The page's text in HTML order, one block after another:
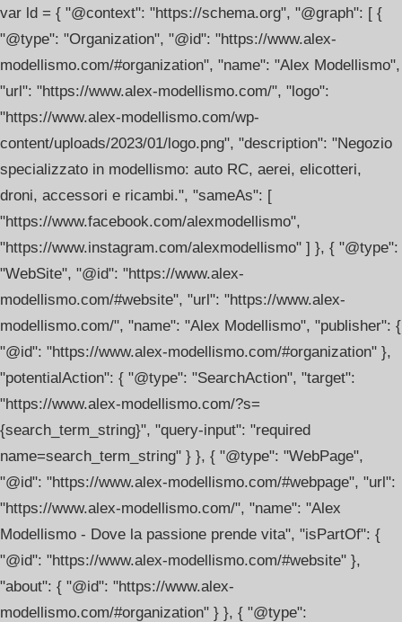
var ld = { "@context": "https://schema.org", "@graph": [ {
"@type": "Organization", "@id": "https://www.alex-
modellismo.com/#organization", "name": "Alex Modellismo",
"url": "https://www.alex-modellismo.com/", "logo":
"https://www.alex-modellismo.com/wp-
content/uploads/2023/01/logo.png", "description": "Negozio
specializzato in modellismo: auto RC, aerei, elicotteri,
droni, accessori e ricambi.", "sameAs": [
"https://www.facebook.com/alexmodellismo",
"https://www.instagram.com/alexmodellismo" ] }, { "@type":
"WebSite", "@id": "https://www.alex-
modellismo.com/#website", "url": "https://www.alex-
modellismo.com/", "name": "Alex Modellismo", "publisher": {
"@id": "https://www.alex-modellismo.com/#organization" },
"potentialAction": { "@type": "SearchAction", "target":
"https://www.alex-modellismo.com/?s=
{search_term_string}", "query-input": "required
name=search_term_string" } }, { "@type": "WebPage",
"@id": "https://www.alex-modellismo.com/#webpage", "url":
"https://www.alex-modellismo.com/", "name": "Alex
Modellismo - Dove la passione prende vita", "isPartOf": {
"@id": "https://www.alex-modellismo.com/#website" },
"about": { "@id": "https://www.alex-
modellismo.com/#organization" } }, { "@type":